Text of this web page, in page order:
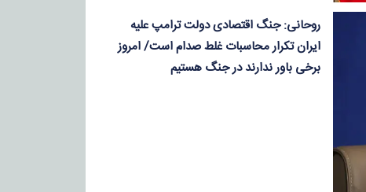
روحانی: جنگ اقتصادی دولت ترامپ علیه
ایران تکرار محاسبات غلط صدام است/ امروز
برخی باور ندارند در جنگ هستیم